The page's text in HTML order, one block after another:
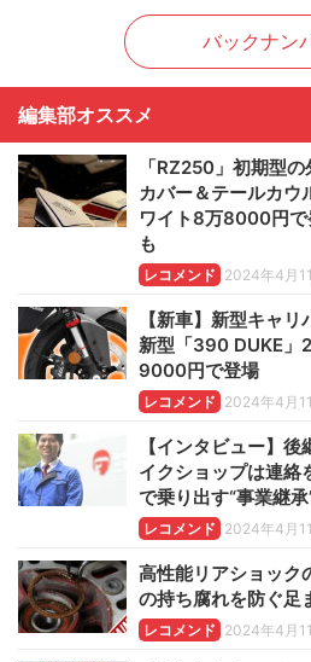
バックナン
編集部オススメ
「RZ250」初期型
カバー＆テールカウ
ワイト8万8000円で
も
レコメンド 2024年4月
【新車】新型キャ
新型「390 DUKE」
9000円で登場
レコメンド 2024年4月
【インタビュー】
イクショップは連絡
で乗り出す“事業継承
レコメンド 2024年4月
高性能リアショック
の持ち腐れを防ぐ足
レコメンド 2024年4月